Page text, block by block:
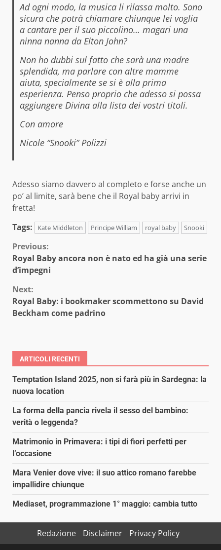
Ad ogni modo, la musica li rilassa molto. Sono
sicura che potrà chiamare chiunque lei voglia
a cantare per il suo piccolino… magari una
ninna nanna da Elton John?
Non ho dubbi sul fatto che sarà una madre
splendida, ma parlare con altre mamme
aiuta, specialmente se si è alla prima
esperienza. Penso proprio che adesso si possa
aggiungere Divina alla lista dei vostri titoli.
Con amore
Nicole “Snooki” Polizzi
Adesso siamo davvero al completo e forse anche un
po’ al limite, sarà bene che il Royal baby arrivi in
fretta!
Tags:
Kate Middleton Principe William royal baby Snooki
Continue
Reading
Previous:
Royal Baby ancora non è nato ed ha già una serie
d’impegni
Next:
Royal Baby: i bookmaker scommettono su David
Beckham come padrino
ARTICOLI RECENTI
Temptation Island 2025, non si farà più in Sardegna: la
nuova location
La forma della pancia rivela il sesso del bambino:
verità o leggenda?
Matrimonio in Primavera: i tipi di fiori perfetti per
l’occasione
Mara Venier dove vive: il suo attico romano farebbe
impallidire chiunque
Mediaset, programmazione 1° maggio: cambia tutto
Redazione Disclaimer
Privacy Policy